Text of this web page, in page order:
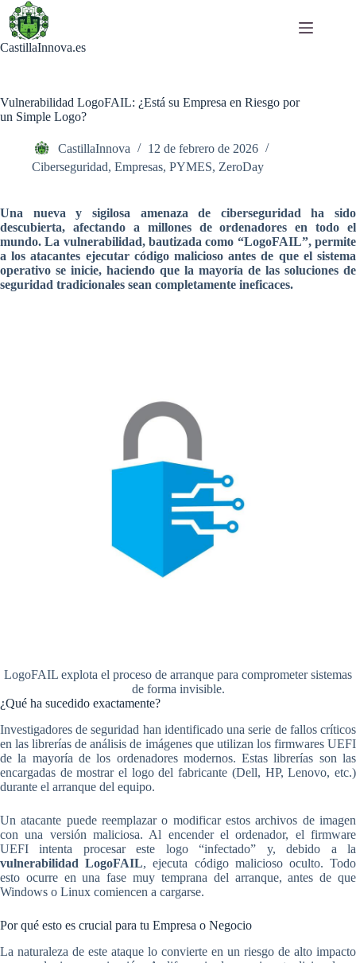
Saltar
contenido
CastillaInnova.es
Vulnerabilidad LogoFAIL: ¿Está su Empresa en Riesgo por
un Simple Logo?
CastillaInnova
12 de febrero de 2026
Ciberseguridad, Empresas, PYMES, ZeroDay
Una nueva y sigilosa amenaza de ciberseguridad ha sido
descubierta, afectando a millones de ordenadores en todo el
mundo. La vulnerabilidad, bautizada como “LogoFAIL”, permite
a los atacantes ejecutar código malicioso antes de que el sistema
operativo se inicie, haciendo que la mayoría de las soluciones de
seguridad tradicionales sean completamente ineficaces.
LogoFAIL explota el proceso de arranque para comprometer sistemas
de forma invisible.
¿Qué ha sucedido exactamente?
Investigadores de seguridad han identificado una serie de fallos críticos
en las librerías de análisis de imágenes que utilizan los firmwares UEFI
de la mayoría de los ordenadores modernos. Estas librerías son las
encargadas de mostrar el logo del fabricante (Dell, HP, Lenovo, etc.)
durante el arranque del equipo.
Un atacante puede reemplazar o modificar estos archivos de imagen
con una versión maliciosa. Al encender el ordenador, el firmware
UEFI intenta procesar este logo “infectado” y, debido a la
vulnerabilidad LogoFAIL, ejecuta código malicioso oculto. Todo
esto ocurre en una fase muy temprana del arranque, antes de que
Windows o Linux comiencen a cargarse.
Por qué esto es crucial para tu Empresa o Negocio
La naturaleza de este ataque lo convierte en un riesgo de alto impacto